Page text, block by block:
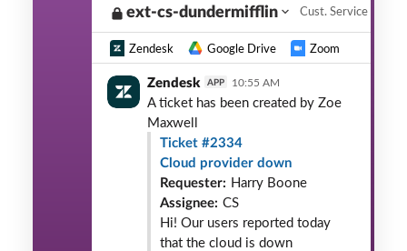
ext-cs-dundermifflin
Zendesk Google Drive Zoom
Zendesk APP 10:55 AM
A ticket has been created by Zoe
Maxwell
Ticket #2334
Cloud provider down
Requester: Harry Boone
Assignee: CS
Hi! Our users reported today
that the cloud is down